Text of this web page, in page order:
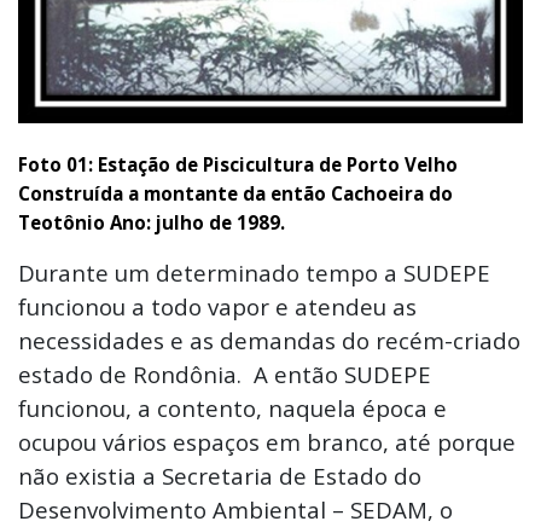
Foto 01: Estação de Piscicultura de Porto Velho
Construída a montante da então Cachoeira do
Teotônio Ano: julho de 1989.
Durante um determinado tempo a SUDEPE
funcionou a todo vapor e atendeu as
necessidades e as demandas do recém-criado
estado de Rondônia. A então SUDEPE
funcionou, a contento, naquela época e
ocupou vários espaços em branco, até porque
não existia a Secretaria de Estado do
Desenvolvimento Ambiental – SEDAM, o